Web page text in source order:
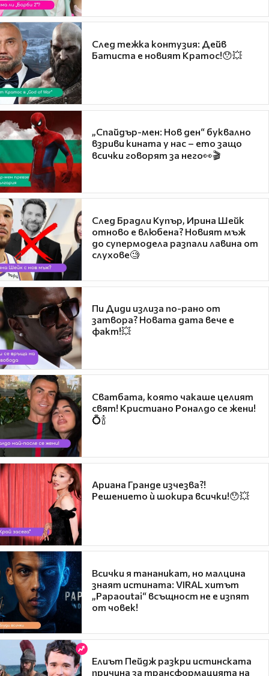
След тежка контузия: Дейв
Батиста е новият Кратос!😯💥
„Спайдър-мен: Нов ден“ буквално
взриви кината у нас – ето защо
всички говорят за него👀🎬
След Брадли Купър, Ирина Шейк
отново е влюбена? Новият мъж
до супермодела разпали лавина от
слухове🧐
Пи Диди излиза по-рано от
затвора? Новата дата вече е
факт!💥
Сватбата, която чакаше целият
свят! Кристиано Роналдо се жени!
💍🍾
Ариана Гранде изчезва?!
Решението ѝ шокира всички!😯💥
Всички я тананикат, но малцина
знаят истината: VIRAL хитът
„Papaoutai“ всъщност не е изпят
от човек!
Елиът Пейдж разкри истинската
причина за трансформацията на